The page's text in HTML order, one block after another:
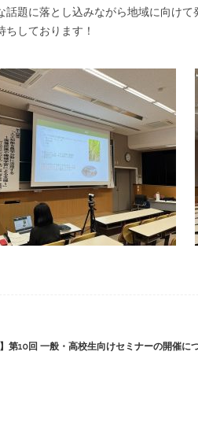
話題に落とし込みながら地域に向けて
ちしております！
第10回 一般・高校生向けセミナーの開催に